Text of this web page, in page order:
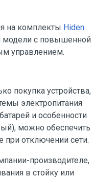
на комплекты Hiden
модели с повышенной
управлением.
покупка устройства,
электропитания
и особенности
можно обеспечить
при отключении сети.
производителе,
в стойку или